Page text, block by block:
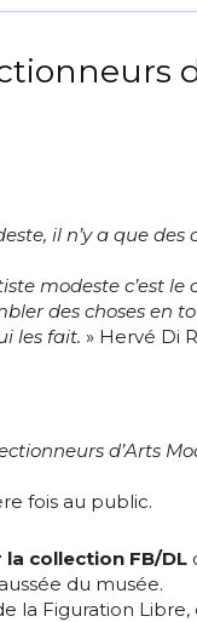
il n’y a que
modeste c’est le
des choses en
les fait. » Hervé Di
d’Arts
fois au public.
la collection FB/DL
du musée.
la Figuration